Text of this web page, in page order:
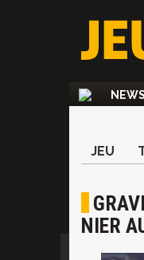
NEWS
JEU
NIER